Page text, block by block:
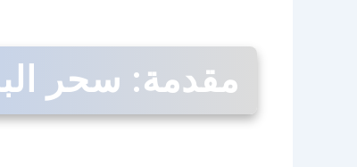
مقدمة: سحر